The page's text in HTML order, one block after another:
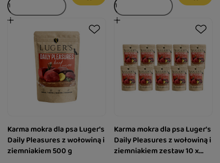
Karma mokra dla psa Luger's
Daily Pleasures z wołowiną i
ziemniakiem 500 g
Karma mokra dla psa Luger's
Daily Pleasures z wołowiną i
ziemniakiem zestaw 10 x